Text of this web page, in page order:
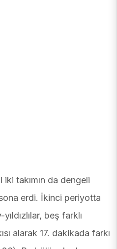
iki takımın da dengeli
erdi. İkinci periyotta
beş farklı
alarak 17. dakikada farkı